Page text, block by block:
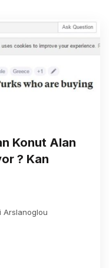
Konut Alan
? Kan
Arslanoglou